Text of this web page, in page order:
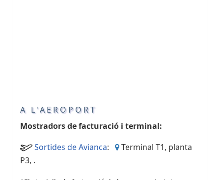
A L'AEROPORT
Mostradors de facturació i terminal:
Sortides de Avianca:
Terminal T1, planta
P3, .